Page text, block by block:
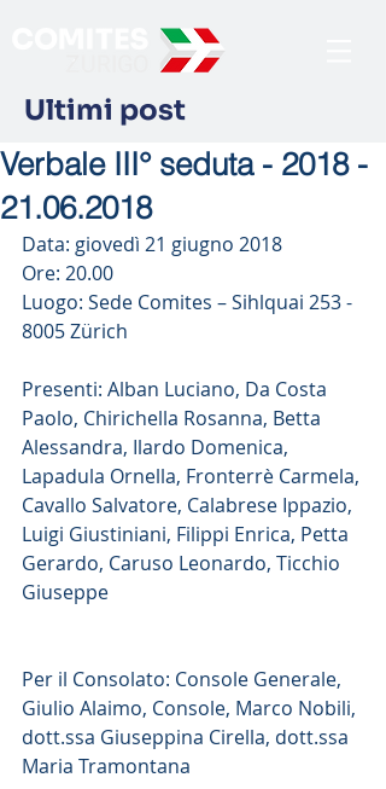
Ultimi post
Verbale III° seduta - 2018 -
21.06.2018
Data: giovedì 21 giugno 2018
Ore: 20.00
Luogo: Sede Comites – Sihlquai 253 -
8005 Zürich
Presenti: Alban Luciano, Da Costa
Paolo, Chirichella Rosanna, Betta
Alessandra, Ilardo Domenica,
Lapadula Ornella, Fronterrè Carmela,
Cavallo Salvatore, Calabrese Ippazio,
Luigi Giustiniani, Filippi Enrica, Petta
Gerardo, Caruso Leonardo, Ticchio
Giuseppe
Per il Consolato: Console Generale,
Giulio Alaimo, Console, Marco Nobili,
dott.ssa Giuseppina Cirella, dott.ssa
Maria Tramontana